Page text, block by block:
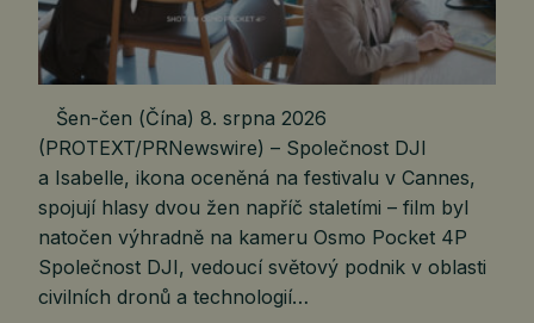
Šen-čen (Čína) 8. srpna 2026
(PROTEXT/PRNewswire) – Společnost DJI
a Isabelle, ikona oceněná na festivalu v Cannes,
spojují hlasy dvou žen napříč staletími – film byl
natočen výhradně na kameru Osmo Pocket 4P
Společnost DJI, vedoucí světový podnik v oblasti
civilních dronů a technologií…